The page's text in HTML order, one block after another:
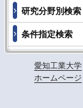
研究分野別検索
条件指定検索
愛知工業大学
ホームページ